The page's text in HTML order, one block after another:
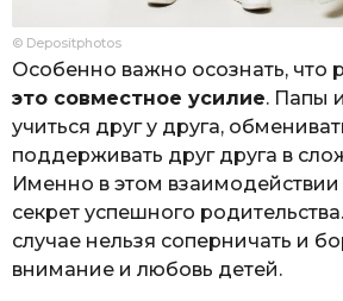
© Depositphotos
Особенно важно осознать, что
это совместное усилие. Папы
учиться друг у друга,
поддерживать друг друга в
Именно в этом взаимодействии
секрет успешного
случае нельзя соперничать и
внимание и любовь детей.